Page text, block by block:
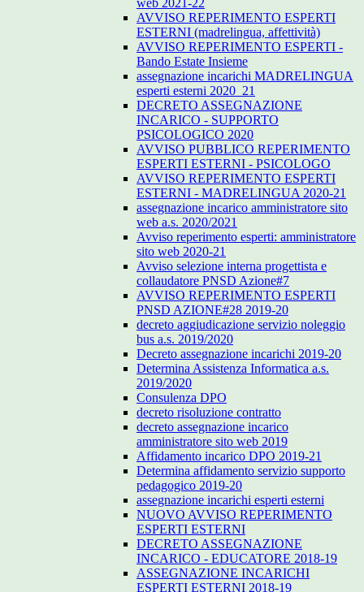
web 2021-22
AVVISO REPERIMENTO ESPERTI
ESTERNI (madrelingua, affettività)
AVVISO REPERIMENTO ESPERTI -
Bando Estate Insieme
assegnazione incarichi MADRELINGUA
esperti esterni 2020_21
DECRETO ASSEGNAZIONE
INCARICO - SUPPORTO
PSICOLOGICO 2020
AVVISO PUBBLICO REPERIMENTO
ESPERTI ESTERNI - PSICOLOGO
AVVISO REPERIMENTO ESPERTI
ESTERNI - MADRELINGUA 2020-21
assegnazione incarico amministratore sito
web a.s. 2020/2021
Avviso reperimento esperti: amministratore
sito web 2020-21
Avviso selezione interna progettista e
collaudatore PNSD Azione#7
AVVISO REPERIMENTO ESPERTI
PNSD AZIONE#28 2019-20
decreto aggiudicazione servizio noleggio
bus a.s. 2019/2020
Decreto assegnazione incarichi 2019-20
Determina Assistenza Informatica a.s.
2019/2020
Consulenza DPO
decreto risoluzione contratto
decreto assegnazione incarico
amministratore sito web 2019
Affidamento incarico DPO 2019-21
Determina affidamento servizio supporto
pedagogico 2019-20
assegnazione incarichi esperti esterni
NUOVO AVVISO REPERIMENTO
ESPERTI ESTERNI
DECRETO ASSEGNAZIONE
INCARICO - EDUCATORE 2018-19
ASSEGNAZIONE INCARICHI
ESPERTI ESTERNI 2018-19